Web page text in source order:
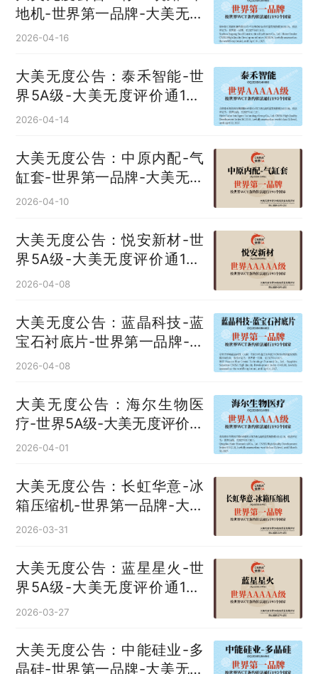
地机‌-世界第一品牌-大美无度
评价通193国
2026-04-16
大美无度公告：泰禾智能-世
界5A级-大美无度评价通193
国
2026-04-14
大美无度公告：中原内配-气
缸套‌-世界第一品牌-大美无度
评价通193国
2026-04-10
大美无度公告：悦安新材-世
界5A级-大美无度评价通193
国
2026-04-08
大美无度公告：蓝晶科技-蓝
宝石衬底片‌-世界第一品牌-大
美无度评价通193国
2026-04-08
大美无度公告：海尔生物医
疗-世界5A级-大美无度评价通
193国
2026-04-01
大美无度公告：长虹华意-冰
箱压缩机‌-世界第一品牌-大美
无度评价通193国
2026-03-31
大美无度公告：蓝星星火-世
界5A级-大美无度评价通193
国
2026-03-27
大美无度公告：中能硅业-多
晶硅‌-世界第一品牌-大美无度